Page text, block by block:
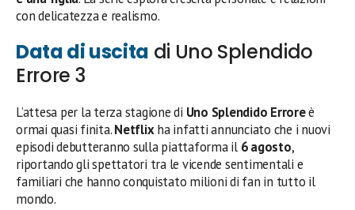
con delicatezza e realismo.
Data di uscita di Uno Splendido
Errore 3
L’attesa per la terza stagione di Uno Splendido Erroreè
ormai quasi finita.Netflixha infatti annunciato che i nuovi
episodi debutteranno sulla piattaforma il 6 agosto,
riportando gli spettatori tra le vicende sentimentali e
familiari che hanno conquistato milioni di fan in tutto il
mondo.